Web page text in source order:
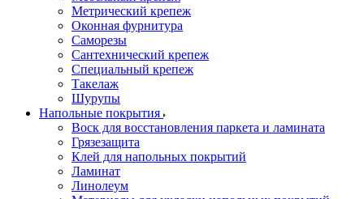
Метрический крепеж
Оконная фурнитура
Саморезы
Сантехнический крепеж
Специальный крепеж
Такелаж
Шурупы
Напольные покрытия
Воск для восстановления паркета и ламината
Грязезащита
Клей для напольных покрытий
Ламинат
Линолеум